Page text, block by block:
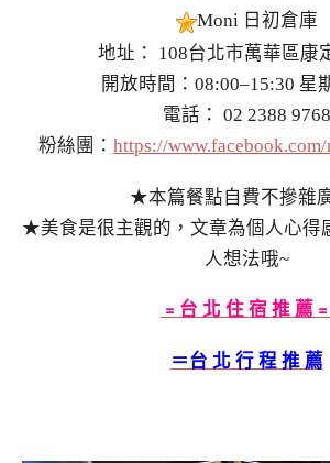
Moni 日初倉庫
地址： 108台北市萬華區康
開放時間：08:00–15:30 星
電話： 02 2388 9768
粉絲團： https://
★本篇餐點自費不摻雜
★美食是很主觀的，文章為個人心得
人想法哦~
﹦台 北 住 宿 推 薦﹦
＝台 北 行 程 推 薦